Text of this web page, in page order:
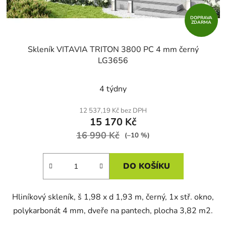
k
t
DOPRAVA
ZDARMA
Skleník VITAVIA TRITON 3800 PC 4 mm černý
LG3656
4 týdny
12 537,19 Kč bez DPH
15 170 Kč
16 990 Kč (–10 %)
DO KOŠÍKU
Hliníkový skleník, š 1,98 x d 1,93 m, černý, 1x stř. okno,
polykarbonát 4 mm, dveře na pantech, plocha 3,82 m2.